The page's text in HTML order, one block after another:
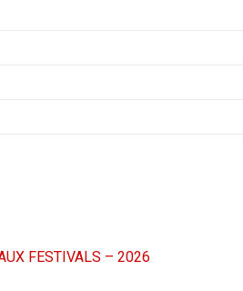
FESTIVALS – 2026